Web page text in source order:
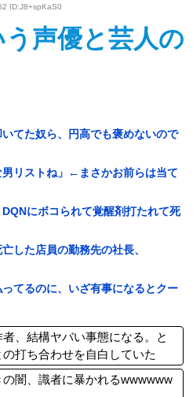
ID:J8+spKaS0
声優と芸人の
てた奴ら、円高でも褒めないので
男リストね」←まさかお前らは当て
DQNにボコられて覚醒剤打たれて死
した店員の勤務先の社長、
ってるのに、いざ有事になるとクー
者、結構ヤバい事態になる。と
打ち合わせを自白していた
の闇、識者に暴かれるwwwwww